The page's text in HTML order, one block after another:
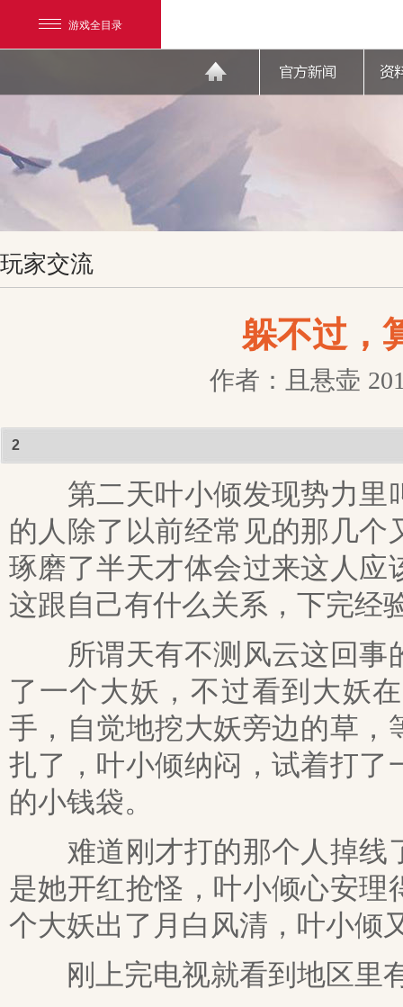
游戏全目录
玩家交流
躲不过，
作者：且悬壶
2
第二天叶小倾发现势力里
的人除了以前经常见的那几
琢磨了半天才体会过来这人
这跟自己有什么关系，下完经
所谓天有不测风云这回事
了一个大妖，不过看到大妖
手，自觉地挖大妖旁边的草
扎了，叶小倾纳闷，试着打
的小钱袋。
难道刚才打的那个人掉线
是她开红抢怪，叶小倾心安
个大妖出了月白风清，叶小倾
刚上完电视就看到地区里